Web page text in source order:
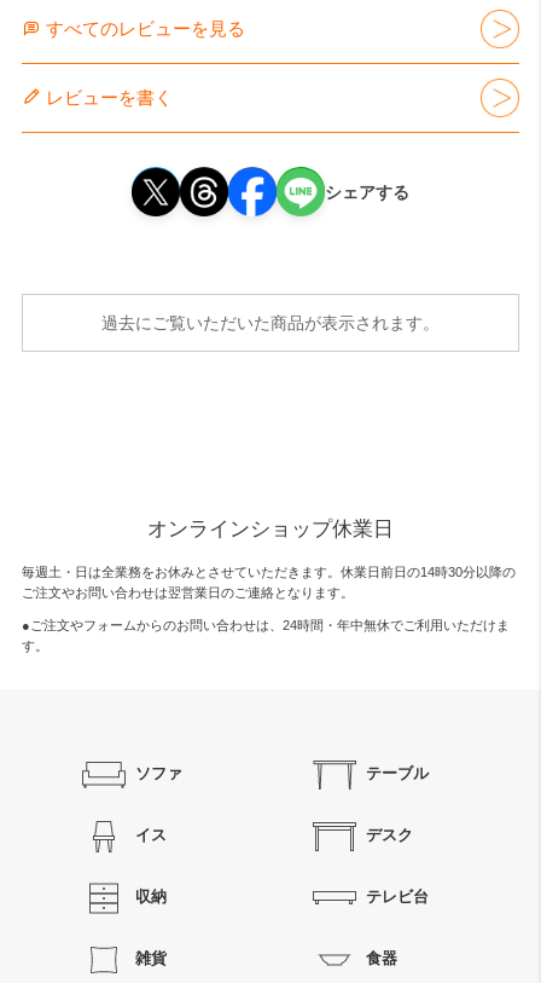
すべてのレビューを見る
レビューを書く
シェアする
過去にご覧いただいた商品が表示されます。
オンラインショップ休業日
毎週土・日は全業務をお休みとさせていただきます。休業日前日の14時30分以降の
ご注文やお問い合わせは翌営業日のご連絡となります。
●ご注文やフォームからのお問い合わせは、 24時間・年中無休でご利用いただけま
す。
ソファ テーブル
イス デスク
収納 テレビ台
雑貨 食器